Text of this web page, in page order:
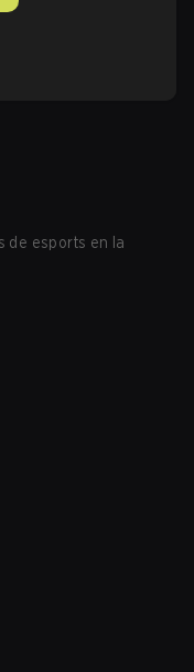
de esports en la